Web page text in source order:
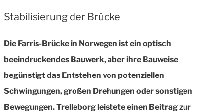
Stabilisierung der Brücke
Die Farris-Brücke in Norwegen ist ein optisch
beeindruckendes Bauwerk, aber ihre Bauweise
begünstigt das Entstehen von potenziellen
Schwingungen, großen Drehungen oder sonstigen
Bewegungen. Trelleborg leistete einen Beitrag zur